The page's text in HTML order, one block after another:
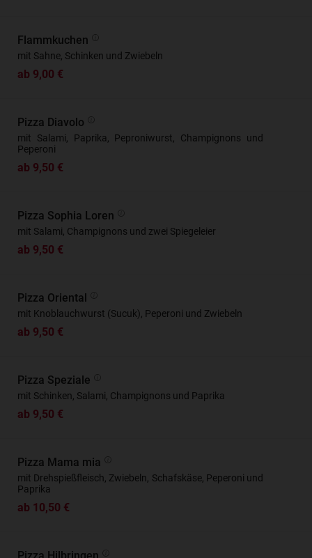
Flammkuchen
mit Sahne, Schinken und Zwiebeln
ab 9,00 €
Pizza Diavolo
mit Salami, Paprika, Peproniwurst, Champignons und
Peperoni
ab 9,50 €
Pizza Sophia Loren
mit Salami, Champignons und zwei Spiegeleier
ab 9,50 €
Pizza Oriental
mit Knoblauchwurst (Sucuk), Peperoni und Zwiebeln
ab 9,50 €
Pizza Speziale
mit Schinken, Salami, Champignons und Paprika
ab 9,50 €
Pizza Mama mia
mit Drehspießfleisch, Zwiebeln, Schafskäse, Peperoni und
Paprika
ab 10,50 €